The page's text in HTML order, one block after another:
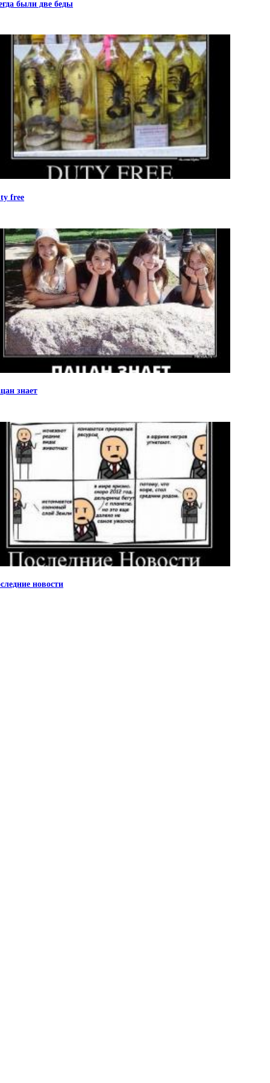
были две беды
free
знает
новости